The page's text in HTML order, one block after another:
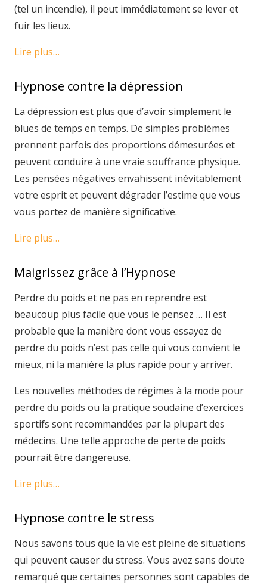
(tel un incendie), il peut immédiatement se lever et
fuir les lieux.
Lire plus…
Hypnose contre la dépression
La dépression est plus que d’avoir simplement le
blues de temps en temps. De simples problèmes
prennent parfois des proportions démesurées et
peuvent conduire à une vraie souffrance physique.
Les pensées négatives envahissent inévitablement
votre esprit et peuvent dégrader l’estime que vous
vous portez de manière significative.
Lire plus…
Maigrissez grâce à l’Hypnose
Perdre du poids et ne pas en reprendre est
beaucoup plus facile que vous le pensez … Il est
probable que la manière dont vous essayez de
perdre du poids n’est pas celle qui vous convient le
mieux, ni la manière la plus rapide pour y arriver.
Les nouvelles méthodes de régimes à la mode pour
perdre du poids ou la pratique soudaine d’exercices
sportifs sont recommandées par la plupart des
médecins. Une telle approche de perte de poids
pourrait être dangereuse.
Lire plus…
Hypnose contre le stress
Nous savons tous que la vie est pleine de situations
qui peuvent causer du stress. Vous avez sans doute
remarqué que certaines personnes sont capables de